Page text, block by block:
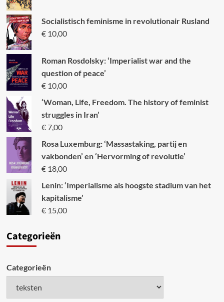
Socialistisch feminisme in revolutionair Rusland
€10,00
Roman Rosdolsky: ‘Imperialist war and the
question of peace’
€10,00
‘Woman, Life, Freedom. The history of feminist
struggles in Iran’
€7,00
Rosa Luxemburg: ‘Massastaking, partij en
vakbonden’ en ‘Hervorming of revolutie’
€18,00
Lenin: ‘Imperialisme als hoogste stadium van het
kapitalisme’
€15,00
Categorieën
Categorieën